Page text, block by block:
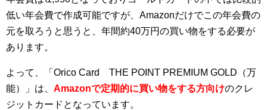
低い年会費で作成可能ですが、Amazonだけでこの年会費の
元を取ろうと思うと、年間約40万円の買い物をする必要が
あります。
よって、 「 Orico Card THE POINT PREMIUM GOLD（万
能）
」は、 Amazonで定期的に買い物をする方向けのクレ
ジットカードとなっています。